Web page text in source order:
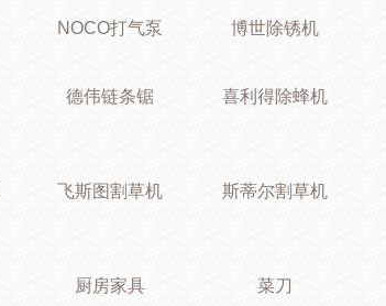
NOCO打气泵 博世除锈机
德伟链条锯 喜利得除蜂机
飞斯图割草机 斯蒂尔割草机
厨房家具 菜刀